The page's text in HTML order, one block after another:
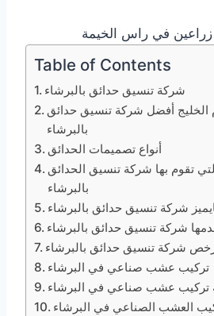
في راس الخيمة
Table of Contents
شركة تنسيق حدائق بالبرشاء
الخليج أفضل شركة تنسيق حدائق
بالبرشاء
أنواع تصميمات الحدائق
تقوم بها شركة تنسيق الحدائق
بالبرشاء
شركة تنسيق حدائق بالبرشاء
شركة تنسيق حدائق بالبرشاء
شركة تنسيق حدائق بالبرشاء
تركيب عشب صناعي في البرشاء
تركيب عشب صناعي في البرشاء
العشب الصناعي في البرشاء